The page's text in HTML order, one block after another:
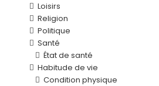
Loisirs
Religion
Politique
Santé
État de santé
Habitude de vie
Condition physique